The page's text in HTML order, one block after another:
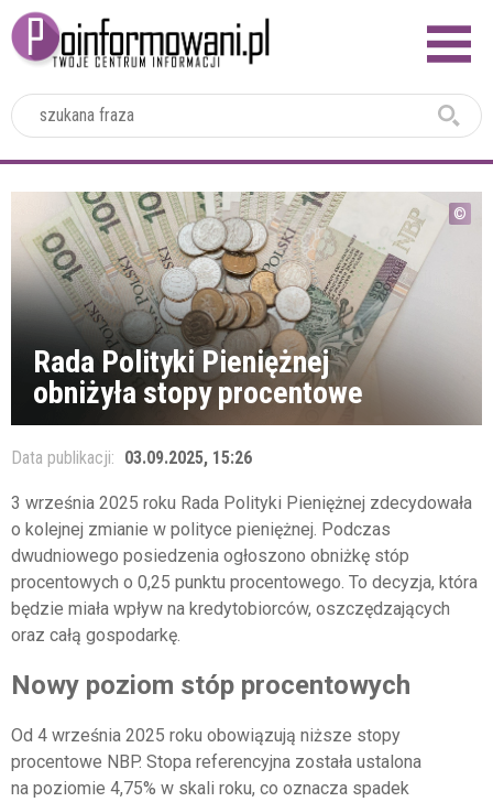
Rada Polityki Pieniężnej
obniżyła stopy procentowe
Data publikacji: 03.09.2025, 15:26
3 września 2025 roku Rada Polityki Pieniężnej zdecydowała
o kolejnej zmianie w polityce pieniężnej. Podczas
dwudniowego posiedzenia ogłoszono obniżkę stóp
procentowych o 0,25 punktu procentowego. To decyzja, która
będzie miała wpływ na kredytobiorców, oszczędzających
oraz całą gospodarkę.
Nowy poziom stóp procentowych
Od 4 września 2025 roku obowiązują niższe stopy
procentowe NBP. Stopa referencyjna została ustalona
na poziomie 4,75% w skali roku, co oznacza spadek